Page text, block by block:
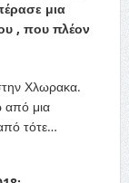
μια
, που πλέον
Χλωρακα.
από μια
τότε…